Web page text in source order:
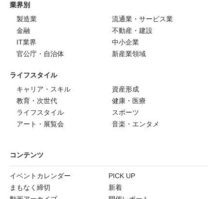
業界別
製造業
流通業・サービス業
金融
不動産・建設
IT業界
中小企業
官公庁・自治体
新産業領域
ライフスタイル
キャリア・スキル
資産形成
教育・次世代
健康・医療
ライフスタイル
スポーツ
アート・展覧会
音楽・エンタメ
コンテンツ
イベントカレンダー
PICK UP
まもなく締切
新着